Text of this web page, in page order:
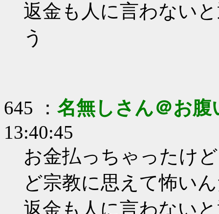
返金も人に言わない
う
645 ： 名無しさん＠お腹
13:40:45
お金払っちゃったけ
ど宗教に思えて怖い
返金も人に言わない